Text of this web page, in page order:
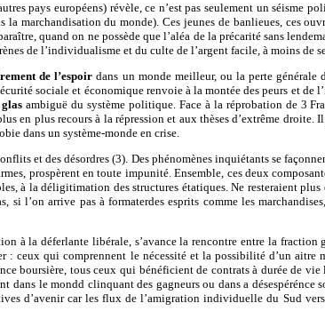
pays européens) révèle, ce n’est pas seulement un séisme
marchandisation du monde). Ces jeunes de banlieues, ces
quand on ne possède que l’aléa de la précarité sans
de l’individualisme et du culte de l’argent facile, à moins de
de l’espoir dans un monde meilleur, ou la perte
sociale et économique renvoie à la montée des peurs et
ambiguë du système politique. Face à la réprobation de 3
en plus recours à la répression et aux thèses d’extrême
dans un système-monde en crise.
et des désordres (3). Des phénomènes inquiétants se
prospèrent en toute impunité. Ensemble, ces deux
à la déligitimation des structures étatiques. Ne resteraient
l’on arrive pas à formaterdes esprits comme les
à la déferlante libérale, s’avance la rencontre entre la
: ceux qui comprennent le nécessité et la possibilité d’un
boursière, tous ceux qui bénéficient de contrats à durée de
dans le mondd clinquant des gagneurs ou dans a
d’avenir car les flux de l’amigration individuelle du Sud